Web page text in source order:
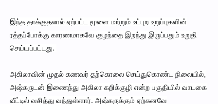
இந்த தாக்குதலால் ஏற்பட்ட மூளை மற்றும் உட்புற உறுப்புகளின்
ரத்தப்போக்கு காரணமாகவே குழந்தை இறந்து இருப்பதும் உறுதி
செய்யப்பட்டது.
அகிலாவின் முதல் கணவர் தற்கொலை செய்துகொண்ட நிலையில்,
அஷ்கருடன் இணைந்து அகிலா கறிக்குழி என்ற பகுதியில் வாடகை
வீட்டில் வசித்து வந்துள்ளார். அஷ்கருக்கும் ஏற்கனவே